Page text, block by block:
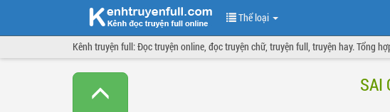
Thể loại
Kênh truyện full: Đọc truyện online, đọc truyện chữ, truyện full, truyện hay. Tổng
SAI